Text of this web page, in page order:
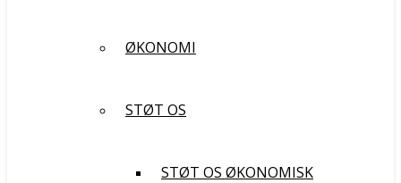
ØKONOMI
STØT OS
STØT OS ØKONOMISK